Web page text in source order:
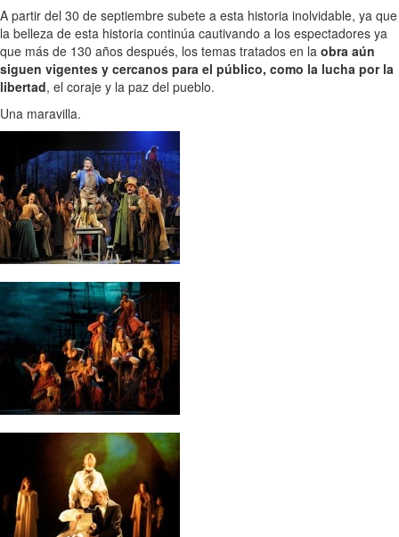
A partir del 30 de septiembre subete a esta historia inolvidable, ya que
la belleza de esta historia continúa cautivando a los espectadores ya
que más de 130 años después, los temas tratados en la obra aún
siguen vigentes y cercanos para el público, como la lucha por la
libertad, el coraje y la paz del pueblo.
Una maravilla.